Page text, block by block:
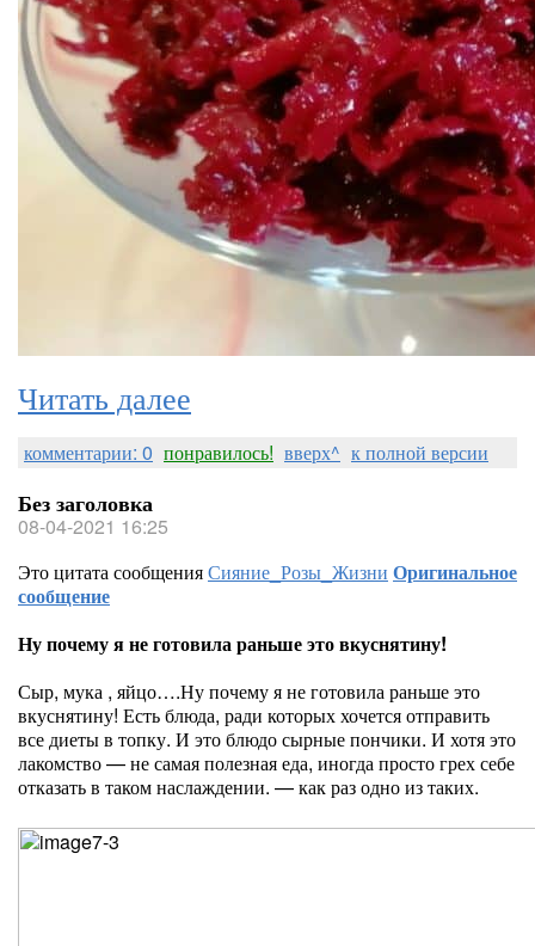
Читать далее
комментарии: 0 понравилось! вверх^ к полной версии
Без заголовка
08-04-2021 16:25
Это цитата сообщенияСияние_Розы_Жизни Оригинальное
сообщение
Ну почему я не готовила раньше это вкуснятину!
Сыр, мука , яйцо….Ну почему я не готовила раньше это
вкуснятину! Есть блюда, ради которых хочется отправить
все диеты в топку. И это блюдо сырные пончики. И хотя это
лакомство — не самая полезная еда, иногда просто грех себе
отказать в таком наслаждении. — как раз одно из таких.